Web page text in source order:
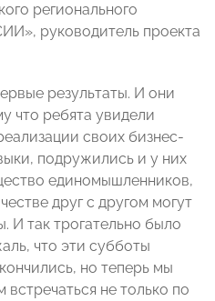
регионального
руководитель проекта
результаты. И они
что ребята увидели
своих бизнес-
подружились и у них
единомышленников,
друг с другом могут
И так трогательно было
что эти субботы
но теперь мы
не только по